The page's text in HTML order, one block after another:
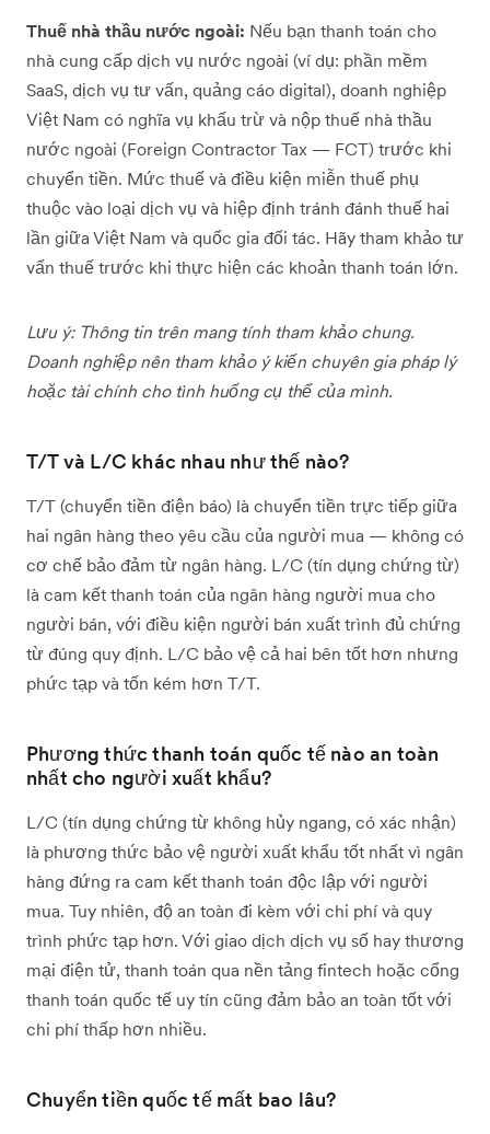
Thuế nhà thầu nước ngoài: Nếu bạn thanh toán cho
nhà cung cấp dịch vụ nước ngoài (ví dụ: phần mềm
SaaS, dịch vụ tư vấn, quảng cáo digital), doanh nghiệp
Việt Nam có nghĩa vụ khấu trừ và nộp thuế nhà thầu
nước ngoài (Foreign Contractor Tax — FCT) trước khi
chuyển tiền. Mức thuế và điều kiện miễn thuế phụ
thuộc vào loại dịch vụ và hiệp định tránh đánh thuế hai
lần giữa Việt Nam và quốc gia đối tác. Hãy tham khảo tư
vấn thuế trước khi thực hiện các khoản thanh toán lớn.
Lưu ý: Thông tin trên mang tính tham khảo chung.
Doanh nghiệp nên tham khảo ý kiến chuyên gia pháp lý
hoặc tài chính cho tình huống cụ thể của mình.
T/T và L/C khác nhau như thế nào?
T/T (chuyển tiền điện báo) là chuyển tiền trực tiếp giữa
hai ngân hàng theo yêu cầu của người mua — không có
cơ chế bảo đảm từ ngân hàng. L/C (tín dụng chứng từ)
là cam kết thanh toán của ngân hàng người mua cho
người bán, với điều kiện người bán xuất trình đủ chứng
từ đúng quy định. L/C bảo vệ cả hai bên tốt hơn nhưng
phức tạp và tốn kém hơn T/T.
Phương thức thanh toán quốc tế nào an toàn
nhất cho người xuất khẩu?
L/C (tín dụng chứng từ không hủy ngang, có xác nhận)
là phương thức bảo vệ người xuất khẩu tốt nhất vì ngân
hàng đứng ra cam kết thanh toán độc lập với người
mua. Tuy nhiên, độ an toàn đi kèm với chi phí và quy
trình phức tạp hơn. Với giao dịch dịch vụ số hay thương
mại điện tử, thanh toán qua nền tảng fintech hoặc cổng
thanh toán quốc tế uy tín cũng đảm bảo an toàn tốt với
chi phí thấp hơn nhiều.
Chuyển tiền quốc tế mất bao lâu?